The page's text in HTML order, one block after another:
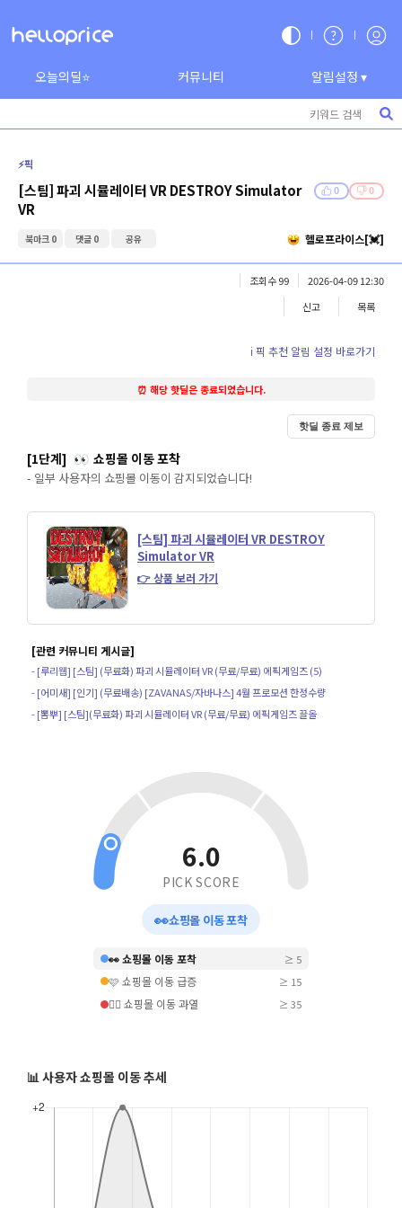
오늘의딜⭐ 커뮤니티 알림설정 ▾
⚡️픽
[스팀] 파괴 시뮬레이터 VR DESTROY Simulator
VR
0 0
북마크 0 댓글 0 공유 헬로프라이스[💓]
조회수 99
2026-04-09 12:30
신고
목록
ℹ️ 픽 추천 알림 설정 바로가기
⏰ 해당 핫딜은 종료되었습니다.
핫딜 종료 제보
[1단계] 👀 쇼핑몰 이동 포착
- 일부 사용자의 쇼핑몰 이동이 감지되었습니다!
[스팀] 파괴 시뮬레이터 VR DESTROY
Simulator VR
👉 상품 보러 가기
[관련 커뮤니티 게시글]
- [루리웹] [스팀] (무료화) 파괴 시뮬레이터 VR (무료/무료) 에픽게임즈 (5)
- [어미새] [인기] (무료배송) [ZAVANAS/자바나스] 4월 프로모션 한정수량
- [뽐뿌] [스팀](무료화) 파괴 시뮬레이터 VR (무료/무료) 에픽게임즈 끌올
6.0
PICK SCORE
👀쇼핑몰 이동 포착
👀 쇼핑몰 이동 포착 ≥ 5
🩷 쇼핑몰 이동 급증 ≥ 15
❤️‍🔥 쇼핑몰 이동 과열 ≥ 35
📊 사용자 쇼핑몰 이동 추세